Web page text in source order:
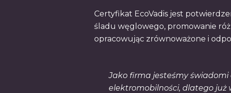
Certyfikat EcoVadis jest
śladu węglowego, promowanie
opracowując zrównoważone i
Jako firma jesteśmy
elektromobilności, dlatego już